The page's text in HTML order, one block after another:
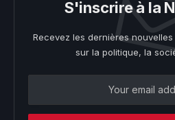
S'inscrire à la
Recevez les dernières
sur la politique, la